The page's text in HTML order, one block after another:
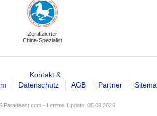
Zertifizierter
China-Spezialist
Kontakt &
Datenschutz AGB Partner
Paradeast.com - Letztes Update: 05.08.2026